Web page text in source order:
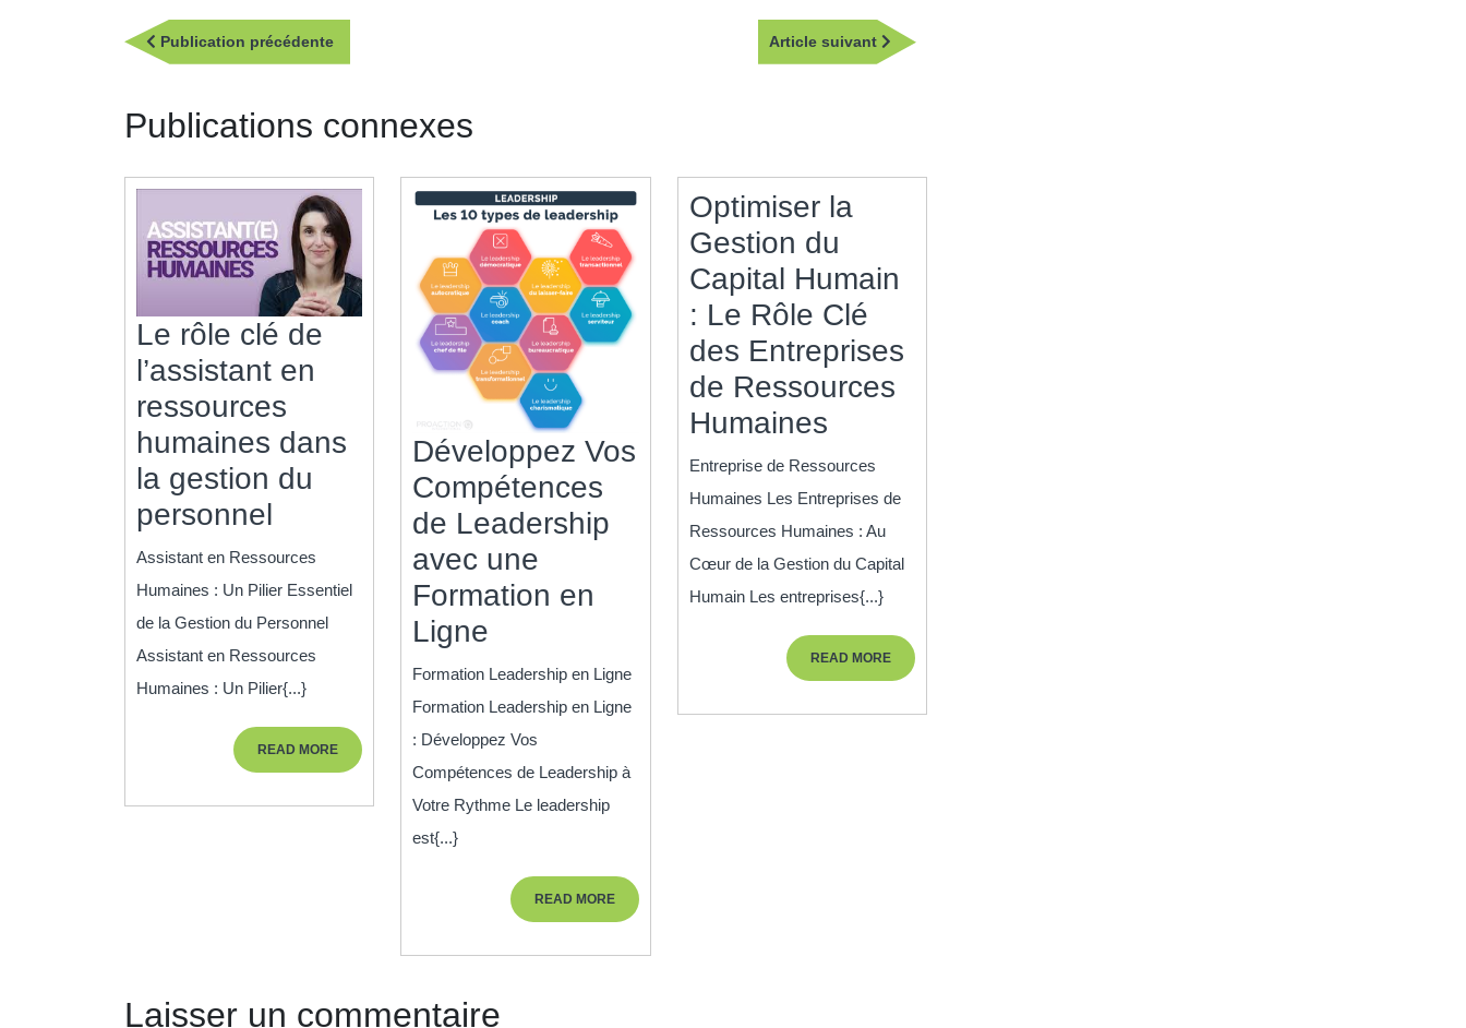
Navigation
de
l’article
Publication précédentePublication
précédente
Article suivant
Article
Publications connexes
Le rôle clé de
l’assistant en
ressources
humaines dans
la gestion du
personnel
rôle
clé
de
l’assistant
en
ressources
humaines
dans
Assistant en Ressources
Humaines : Un Pilier Essentiel
de la Gestion du Personnel
Assistant en Ressources
Humaines : Un Pilier{...}
READ MOREREAD
MORE
Développez Vos
Compétences
de Leadership
avec une
Formation en
Ligne
Vos
Compétences
de
Leadership
avec
Formation
en
Ligne
Formation Leadership en Ligne
Formation Leadership en Ligne
: Développez Vos
Compétences de Leadership à
Votre Rythme Le leadership
est{...}
READ MOREREAD
MORE
Optimiser la
Gestion du
Capital Humain
: Le Rôle Clé
des Entreprises
de Ressources
HumainesOptimiser
la
Gestion
du
Capital
Humain
:
Le
Rôle
Entreprise de Ressources
Humaines Les Entreprises de
Ressources Humaines : Au
Cœur de la Gestion du Capital
Humain Les entreprises{...}
READ MOREREAD
MORE
Laisser un commentaire